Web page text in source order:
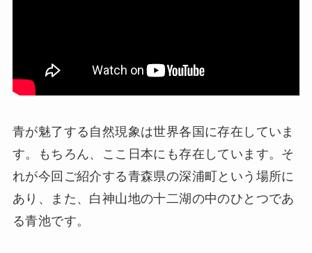
青が魅了する自然現象は世界各国に存在していま
す。もちろん、ここ日本にも存在しています。そ
れが今回ご紹介する青森県の深浦町という場所に
あり、また、白神山地の十二湖の中のひとつであ
る青池です。